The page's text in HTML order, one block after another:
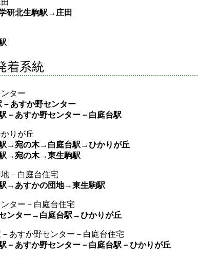
研北生駒駅→庄田
着系統
ター
あすか野センター
あすか野センター－白庭台駅
りが丘
→宛の木→白庭台駅→ひかりが丘
→宛の木→東生駒駅
－白庭台住宅
→あすかの団地→東生駒駅
ター－白庭台住宅
ンター→白庭台駅→ひかりが丘
あすか野センター－白庭台住宅
あすか野センター－白庭台駅－ひかりが丘